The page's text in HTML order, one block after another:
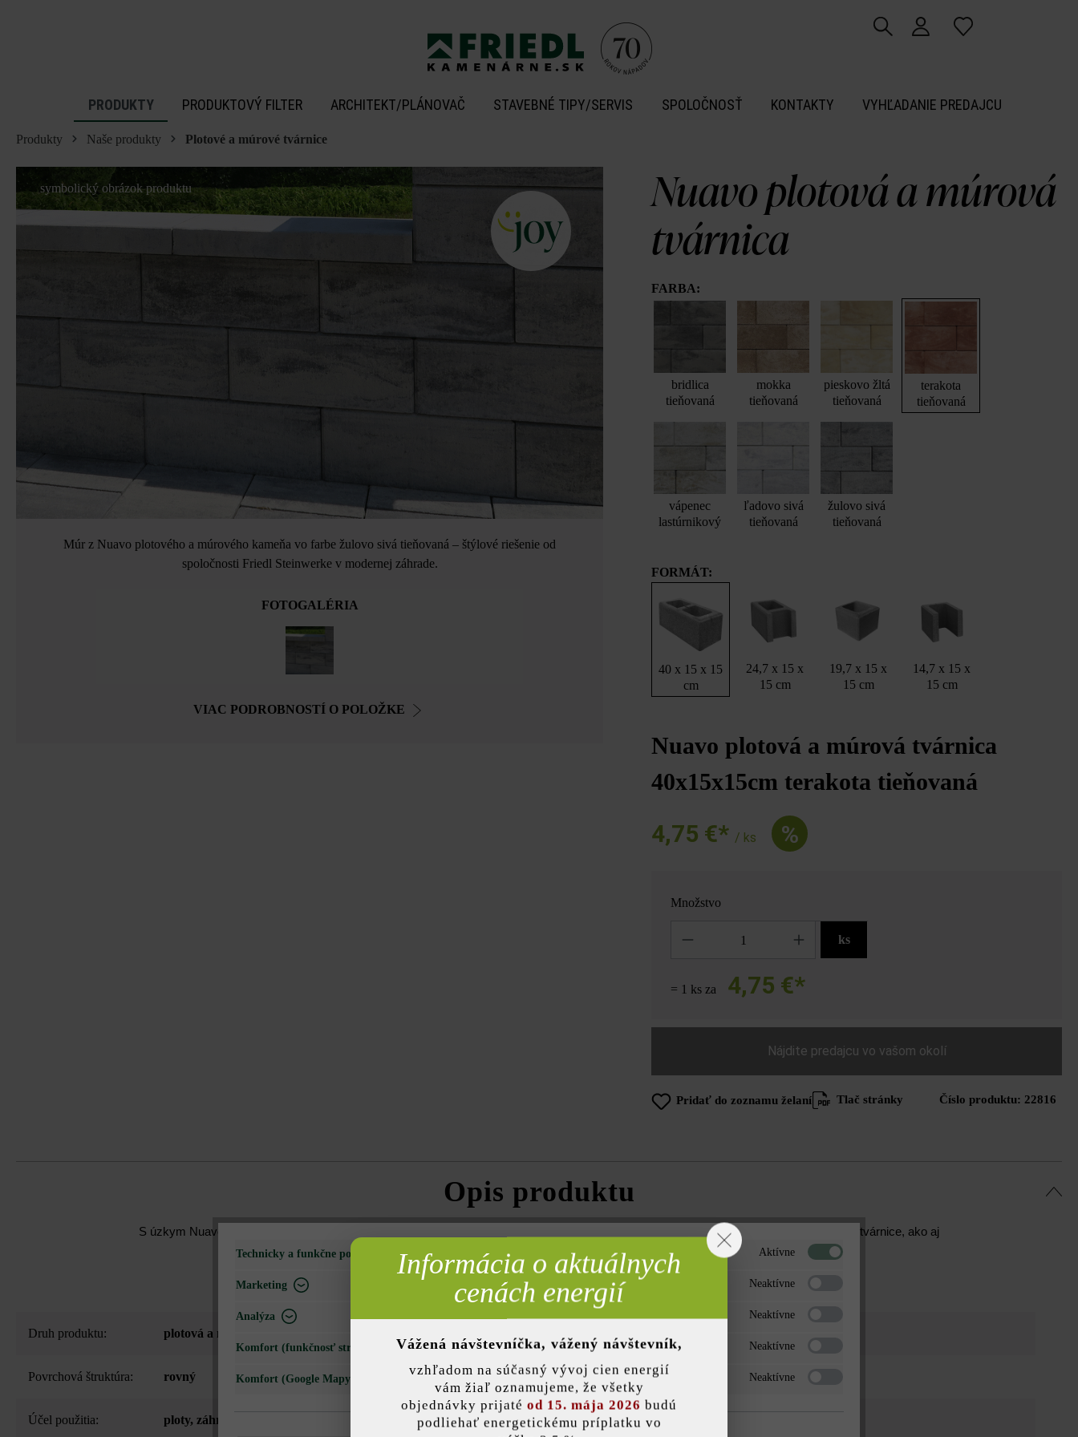
PRODUKTY PRODUKTOVÝ FILTER ARCHITEKT/PLÁNOVAČ STAVEBNÉ TIPY/SERVIS SPOLOČNOSŤ KONTAKTY VYHĽADANIE PREDAJCU
Produkty Naše produkty Plotové a múrové tvárnice
symbolický obrázok produktu
Múr z Nuavo plotového a múrového kameňa vo farbe žulovo sivá tieňovaná – štýlové riešenie od
spoločnosti Friedl Steinwerke v modernej záhrade.
FOTOGALÉRIA
VIAC PODROBNOSTÍ O POLOŽKE
Nuavo plotová a múrová
tvárnica
FARBA:
bridlica
tieňovaná
mokka
tieňovaná
pieskovo žltá
tieňovaná
terakota
tieňovaná
vápenec
lastúrnikový
ľadovo sivá
tieňovaná
žulovo sivá
tieňovaná
FORMÁT:
40 x 15 x 15
cm
24,7 x 15 x
15 cm
19,7 x 15 x
15 cm
14,7 x 15 x
15 cm
Nuavo plotová a múrová tvárnica
40x15x15cm terakota tieňovaná
4,75 €* / ks %
Množstvo
ks
= 1 ks za 4,75 €*
Nájdite predajcu vo vašom okolí
Pridať do zoznamu želaní Tlač stránky Číslo produktu: 22816
Opis produktu
S úzkym Nuavo plotom a múrom sa každá stena stane pútavou.
Plotový systém kompletizujú rezané tretinové, polovičné a dvojtretinové tvárnice, ako aj
krycia strieška.
Druh produktu: plotová a múrová tvárnica
Povrchová štruktúra: rovný Druh dlažby: jednotný formát
Účel použitia: ploty, záhradné steny Hrana:
Technicky a funkčne potrebné Aktívne
Marketing Neaktívne
Analýza Neaktívne
Komfort (funkčnosť stránky) Neaktívne
Komfort (Google Mapy) Neaktívne
Informácia o aktuálnych
cenách energií
Vážená návštevníčka, vážený návštevník,
vzhľadom na súčasný vývoj cien energií
vám žiaľ oznamujeme, že všetky
objednávky prijaté od 15. mája 2026 budú
podliehať energetickému príplatku vo